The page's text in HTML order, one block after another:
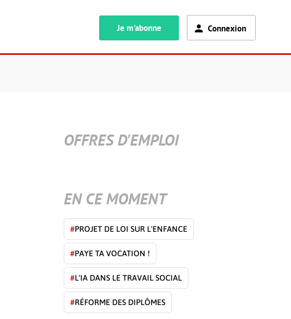
Je m'abonne Connexion
OFFRES D'EMPLOI
EN CE MOMENT
#PROJET DE LOI SUR L'ENFANCE
#PAYE TA VOCATION !
#L'IA DANS LE TRAVAIL SOCIAL
#RÉFORME DES DIPLÔMES